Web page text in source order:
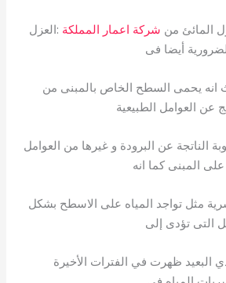
المائئ من شركة اعمار المملكة :العزل
أيضا فى
يحمى السطح الخاص بالمبنى من
عن العوامل الطبيعية
الناتجة عن البرودة و غيرها من العوامل
المبنى كما انه
مثل تواجد المياه على الاسطح بشكل
التى تؤدى إلى
البعيد ظهرت في الفترات الأخيرة